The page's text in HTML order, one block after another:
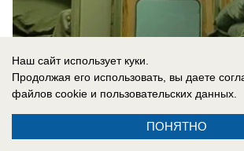
Наш сайт использует куки.
Продолжая его использовать, вы даете
файлов cookie и пользовательских данных.
ПОНЯТНО